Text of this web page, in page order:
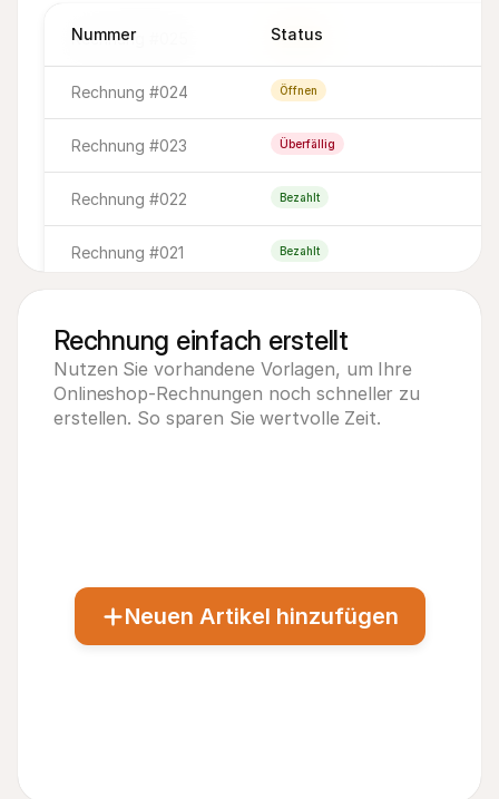
Nummer Status
Rechnung #025 Öffnen
Rechnung #024 Öffnen
Rechnung #023 Überfällig
Rechnung #022 Bezahlt
Rechnung #021 Bezahlt
Rechnung #019
Rechnung einfach erstellt
Nutzen Sie vorhandene Vorlagen, um Ihre
Onlineshop-Rechnungen noch schneller zu
erstellen. So sparen Sie wertvolle Zeit.
Neuen Artikel hinzufügen